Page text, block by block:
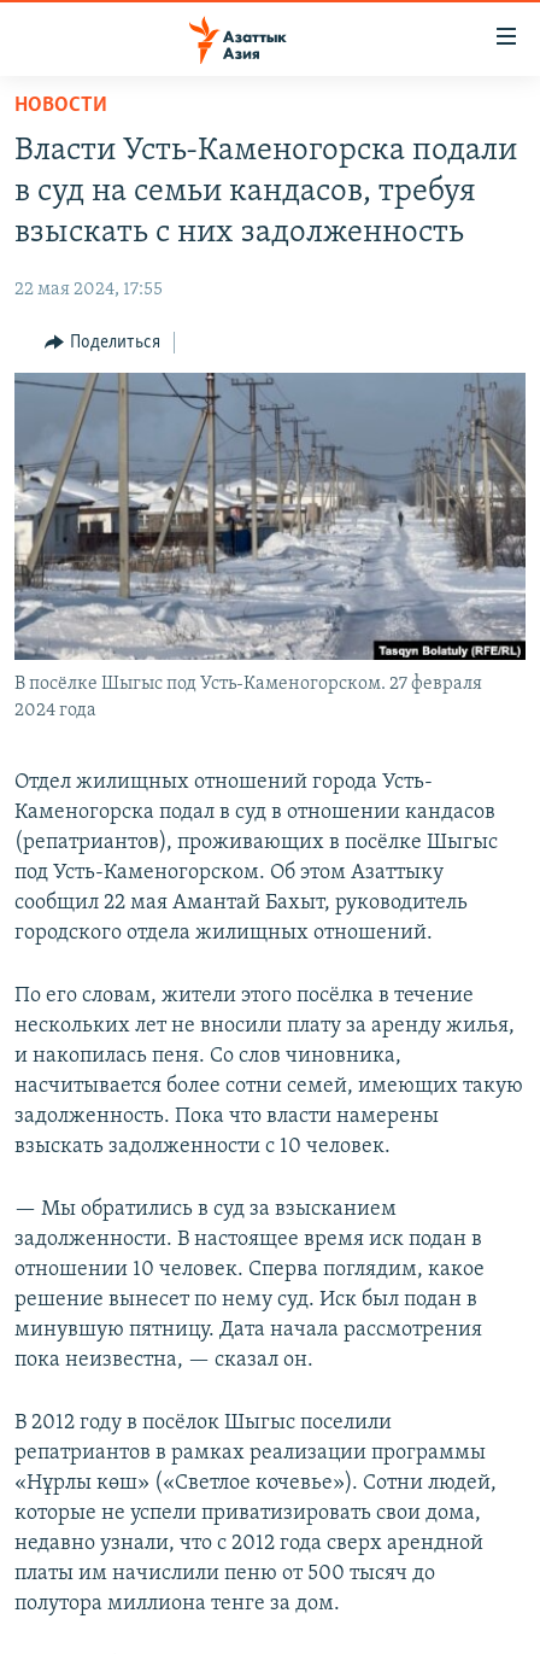
Вернуться
основному
содержанию
Вернутся
главной
Вернутся
ТАДЖИКИСТАН
ВОЙНА В УКРАИНЕ
КЫРГЫЗЧА
ЎЗБЕКЧА
ТОҶИКӢ
TÜRKMENÇE
Все сайты РСЕ/РС
НОВОСТИ
Власти Усть-Каменогорска подали
в суд на семьи кандасов, требуя
взыскать с них задолженность
22 мая 2024, 17:55
Поделиться
В посёлке Шыгыс под Усть-Каменогорском. 27 февраля
2024 года
Отдел жилищных отношений города Усть-
Каменогорска подал в суд в отношении кандасов
(репатриантов), проживающих в посёлке Шыгыс
под Усть-Каменогорском. Об этом Азаттыку
сообщил 22 мая Амантай Бахыт, руководитель
городского отдела жилищных отношений.
По его словам, жители этого посёлка в течение
нескольких лет не вносили плату за аренду жилья,
и накопилась пеня. Со слов чиновника,
насчитывается более сотни семей, имеющих такую
задолженность. Пока что власти намерены
взыскать задолженности с 10 человек.
— Мы обратились в суд за взысканием
задолженности. В настоящее время иск подан в
отношении 10 человек. Сперва поглядим, какое
решение вынесет по нему суд. Иск был подан в
минувшую пятницу. Дата начала рассмотрения
пока неизвестна, — сказал он.
В 2012 году в посёлок Шыгыс поселили
репатриантов в рамках реализации программы
«Нұрлы көш» («Светлое кочевье»). Сотни людей,
которые не успели приватизировать свои дома,
недавно узнали, что с 2012 года сверх арендной
платы им начислили пеню от 500 тысяч до
полутора миллиона тенге за дом.